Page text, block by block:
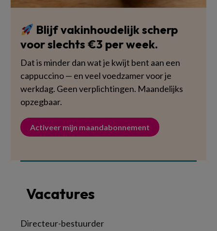
Blijf vakinhoudelijk scherp
voor slechts €3 per week.
Dat is minder dan wat je kwijt bent aan een
cappuccino — en veel voedzamer voor je
werkdag. Geen verplichtingen. Maandelijks
opzegbaar.
Activeer mijn maandabonnement
Vacatures
Directeur-bestuurder